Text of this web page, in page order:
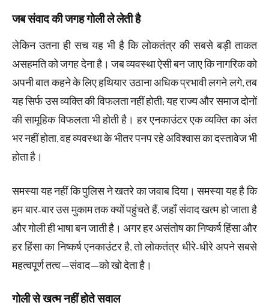
जब संवाद की जगह गोली ले लेती है
लेकिन उतना ही सच यह भी है कि लोकतंत्र की सबसे बड़ी ताकत
असहमति को जगह देना है। जब व्यवस्था ऐसी बन जाए कि नागरिक को
अपनी बात कहने के लिए हथियार उठाना अधिक प्रभावी लगने लगे, तब
यह सिर्फ उस व्यक्ति की विफलता नहीं होती; यह राज्य और समाज दोनों
की सामूहिक विफलता भी होती है। हर एनकाउंटर एक व्यक्ति का अंत
भर नहीं होता, वह व्यवस्था के भीतर पनप रहे अविश्वास का दस्तावेज भी
होता है।
समस्या यह नहीं कि पुलिस ने खतरे का जवाब दिया। समस्या यह है कि
हम बार-बार उस मुकाम तक क्यों पहुंचते हैं, जहाँ संवाद खत्म हो जाता है
और गोली ही भाषा बन जाती है। अगर हर असंतोष का निष्कर्ष हिंसा और
हर हिंसा का निष्कर्ष एनकाउंटर है, तो लोकतंत्र धीरे-धीरे अपने सबसे
महत्वपूर्ण तत्व—संवाद—को खो देता है।
गोली से खत्म नहीं होते सवाल